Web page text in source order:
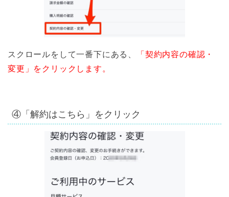
スクロールをして一番下にある、
「契約内容の確認・
変更」をクリックします。
④「解約はこちら」をクリック